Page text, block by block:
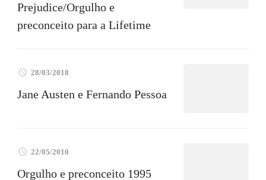
Prejudice/Orgulho e
preconceito para a Lifetime
28/03/2018
Jane Austen e Fernando Pessoa
22/05/2010
Orgulho e preconceito 1995